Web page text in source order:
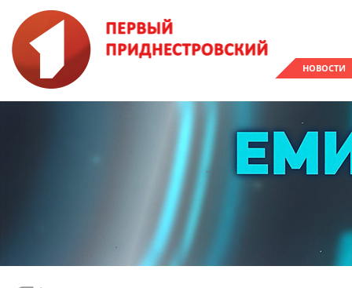
НОВОСТИ